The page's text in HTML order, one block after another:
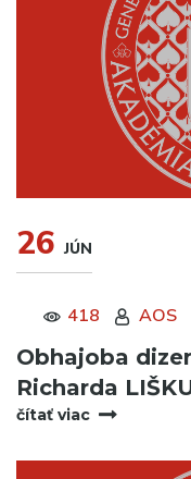
26 JÚN
418 AOS
Obhajoba
Richarda
čítať viac